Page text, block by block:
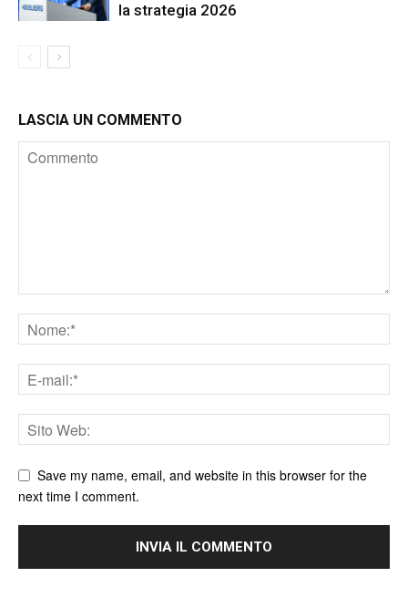
la strategia 2026
LASCIA UN COMMENTO
Save my name, email, and website in this browser for the
next time I comment.